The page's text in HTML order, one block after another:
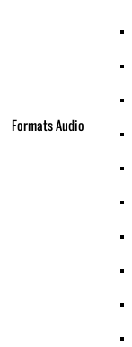
Formats Audio